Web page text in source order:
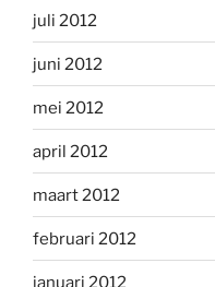
juli 2012
juni 2012
mei 2012
april 2012
maart 2012
februari 2012
januari 2012